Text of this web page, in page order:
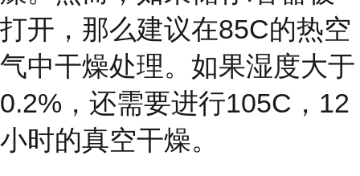
打开，那么建议在85C的热空
气中干燥处理。如果湿度大于
0.2%，还需要进行105C，12
小时的真空干燥。